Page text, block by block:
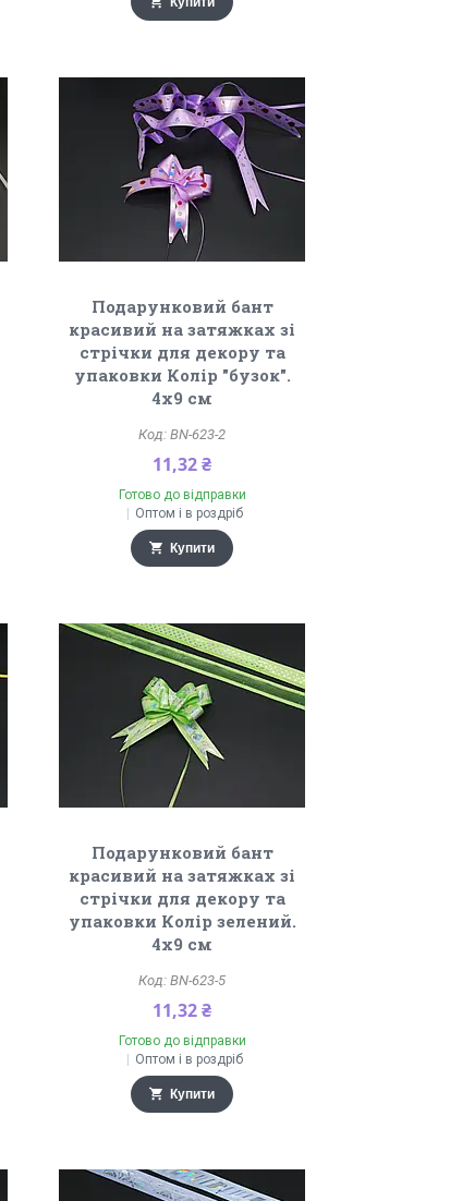
Подарунковий бант
красивий на затяжках зі
стрічки для декору та
упаковки Колір "бузок".
4х9 см
BN-623-2
11,32 ₴
Готово до відправки
Оптом і в роздріб
Купити
Подарунковий бант
красивий на затяжках зі
стрічки для декору та
упаковки Колір зелений.
4х9 см
BN-623-5
11,32 ₴
Готово до відправки
Оптом і в роздріб
Купити